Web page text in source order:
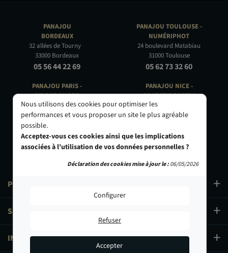
PANAJOU
BORDEAUX
32 allées de Tourny
33000 Bordeaux
05 56 44 22 69
PANAJOU PARIS -
CIRQUE PHOTO
9, bd des Filles-du-Calvaire
75003 Paris
01 40 29 91 91
PRODUITS
SERVICES
INFORMATIONS
PANAJOU TOULOUSE -
NUMÉRIPHOT
24 boulevard Matabiau
31000 Toulouse
05 62 73 32 60
PANAJOU NICE -
OBJECTIF RIVIERA
24 Rue de l'Hôtel des Postes
06000 Nice
Nous utilisons des cookies pour optimiser les
performances et vous proposer un site le plus agréable
possible.
Acceptez-vous ces cookies ainsi que les implications
associées à l'utilisation de vos données personnelles ?
Configurer
Refuser
Accepter
Déclaration des cookies mise à jour le :06/05/2026